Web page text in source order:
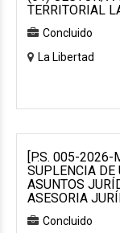
TERRITORIAL
Concluido
La Libertad
[P.S. 005-2026-
SUPLENCIA
ASUNTOS
ASESORIA
Concluido